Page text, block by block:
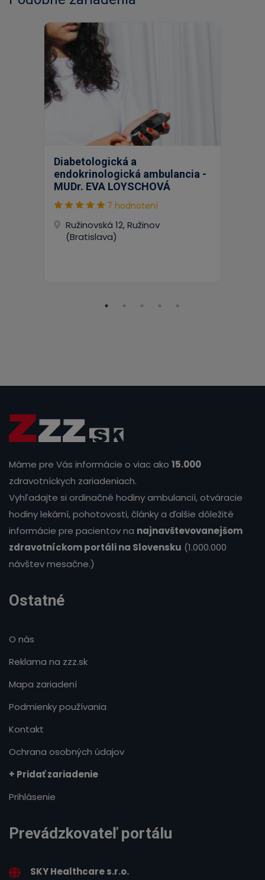
Diabetologická a
endokrinologická ambulancia -
MUDr. EVA LOYSCHOVÁ
7 hodnotení
Ružinovská 12, Ružinov
(Bratislava)
Máme pre Vás informácie o viac ako 15.000
zdravotníckych zariadeniach.
Vyhľadajte si ordinačné hodiny ambulancií, otváracie
hodiny lekární, pohotovosti, články a ďalšie dôležité
informácie pre pacientov na najnavštevovanejšom
zdravotníckom portáli na Slovensku (1.000.000
návštev mesačne.)
Ostatné
O nás
Reklama na zzz.sk
Mapa zariadení
Podmienky používania
Kontakt
Ochrana osobných údajov
+ Pridať zariadenie
Prihlásenie
Prevádzkovateľ portálu
SKY Healthcare s.r.o.